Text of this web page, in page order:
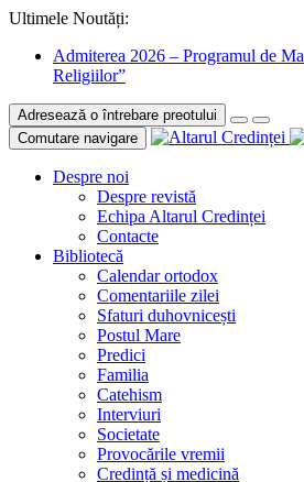
Ultimele Noutăți:
Admiterea 2026 – Programul de
Religiilor”
Adresează o întrebare preotului
Comutare navigare
Despre noi
Despre revistă
Echipa Altarul Credinței
Contacte
Bibliotecă
Calendar ortodox
Comentariile zilei
Sfaturi duhovnicești
Postul Mare
Predici
Familia
Catehism
Interviuri
Societate
Provocările vremii
Credință și medicină